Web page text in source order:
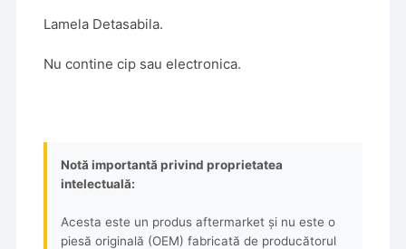
Lamela Detasabila.
Nu contine cip sau electronica.
Notă importantă privind proprietatea
intelectuală:
Acesta este un produs aftermarket și nu este o
piesă originală (OEM) fabricată de producătorul